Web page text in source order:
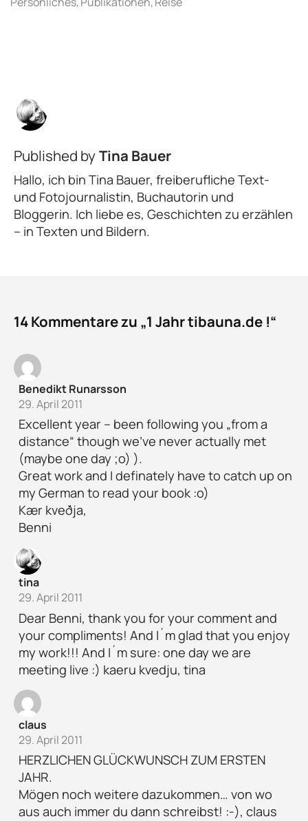
Published byTina Bauer
Hallo, ich bin Tina Bauer, freiberufliche Text-
und Fotojournalistin, Buchautorin und
Bloggerin. Ich liebe es, Geschichten zu erzählen
– in Texten und Bildern.
14 Kommentare zu „1 Jahr tibauna.de !“
Benedikt Runarsson
29. April 2011
Excellent year – been following you „from a
distance“ though we’ve never actually met
(maybe one day ;o) ).
Great work and I definately have to catch up on
my German to read your book :o)
Kær kveðja,
Benni
tina
29. April 2011
Dear Benni, thank you for your comment and
your compliments! And I´m glad that you enjoy
my work!!! And I´m sure: one day we are
meeting live :) kaeru kvedju, tina
claus
29. April 2011
HERZLICHEN GLÜCKWUNSCH ZUM ERSTEN
JAHR.
Mögen noch weitere dazukommen… von wo
aus auch immer du dann schreibst! :-), claus